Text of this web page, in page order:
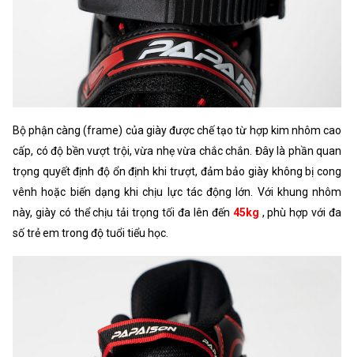
Bộ phận càng (frame) của giày được chế tạo từ hợp kim nhôm cao
cấp, có độ bền vượt trội, vừa nhẹ vừa chắc chắn. Đây là phần quan
trọng quyết định độ ổn định khi trượt, đảm bảo giày không bị cong
vênh hoặc biến dạng khi chịu lực tác động lớn. Với khung nhôm
này, giày có thể chịu tải trọng tối đa lên đến 45kg , phù hợp với đa
số trẻ em trong độ tuổi tiểu học.